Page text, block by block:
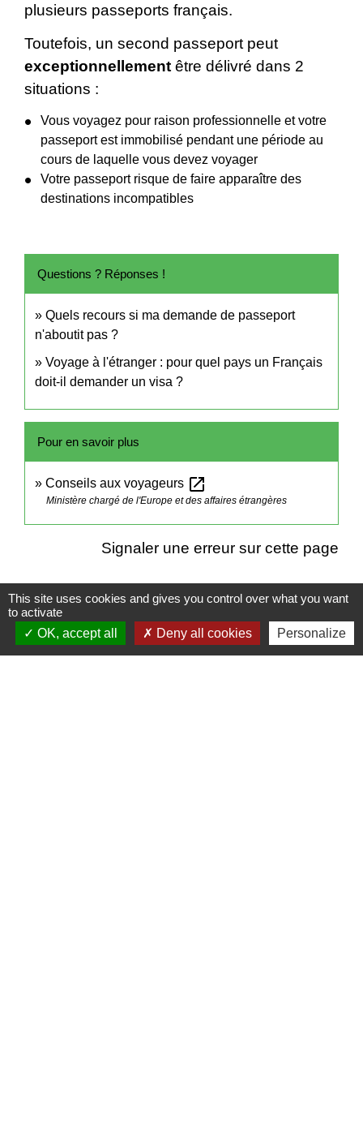
plusieurs passeports français.
Toutefois, un second passeport peut
exceptionnellement être délivré dans 2
situations :
Vous voyagez pour raison professionnelle et votre
passeport est immobilisé pendant une période au
cours de laquelle vous devez voyager
Votre passeport risque de faire apparaître des
destinations incompatibles
Questions ? Réponses !
Quels recours si ma demande de passeport
n'aboutit pas ?
Voyage à l'étranger : pour quel pays un Français
doit-il demander un visa ?
Pour en savoir plus
Conseils aux voyageurs open_in_new
Ministère chargé de l'Europe et des affaires étrangères
Signaler une erreur sur cette page
Contacts
This site uses cookies and gives you control over what you want
to activate
OK, accept all
Deny all cookies Personalize